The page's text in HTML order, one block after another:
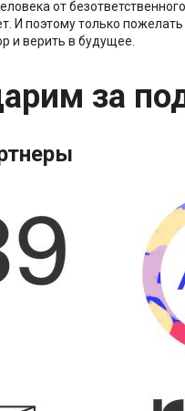
от
И поэтому только
и верить в будущее.
за